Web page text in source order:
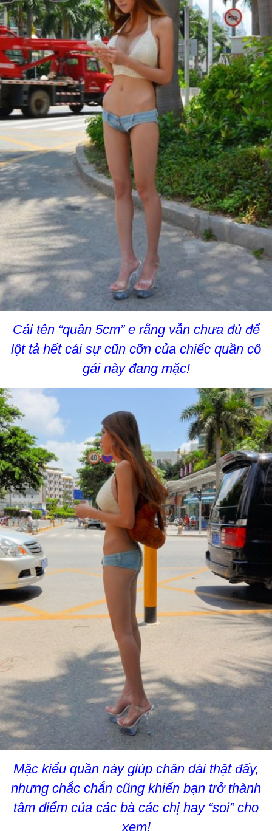
Cái tên “quần 5cm” e rằng vẫn chưa đủ để
lột tả hết cái sự cũn cỡn của chiếc quần cô
gái này đang mặc!
Mặc kiểu quần này giúp chân dài thật đấy,
nhưng chắc chắn cũng khiến bạn trở thành
tâm điểm của các bà các chị hay “soi” cho
xem!